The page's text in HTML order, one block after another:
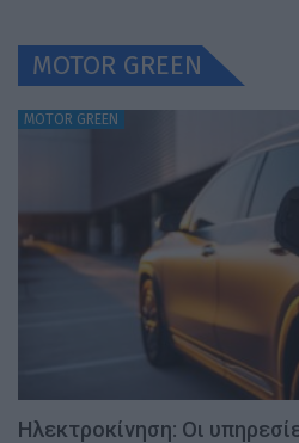
MOTOR GREEN
MOTOR GREEN
Ηλεκτροκίνηση: Οι